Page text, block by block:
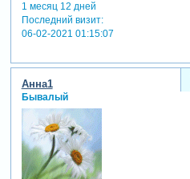
1 месяц 12 дней
Последний визит:
06-02-2021 01:15:07
Анна1
Бывалый